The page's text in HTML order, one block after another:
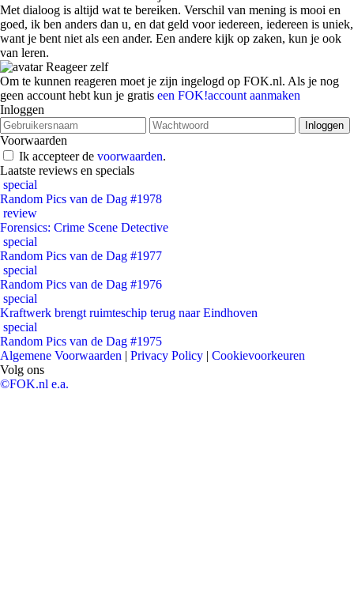
Met dialoog is altijd wat te bereiken. Verschil van mening is mooi en
goed, ik ben anders dan u, en dat geld voor iedereen, iedereen is uniek,
want je bent niet als een ander. Een andere kijk op zaken, kun je ook
van leren.
Reageer zelf
Om te kunnen reageren moet je zijn ingelogd op FOK.nl. Als je nog
geen account hebt kun je gratis een FOK!account aanmaken
Inloggen
Voorwaarden
Ik accepteer de voorwaarden.
Laatste reviews en specials
special
Random Pics van de Dag #1978
review
Forensics: Crime Scene Detective
special
Random Pics van de Dag #1977
special
Random Pics van de Dag #1976
special
Kraftwerk brengt ruimteschip terug naar Eindhoven
special
Random Pics van de Dag #1975
Algemene Voorwaarden | Privacy Policy | Cookievoorkeuren
Volg ons
©FOK.nl e.a.